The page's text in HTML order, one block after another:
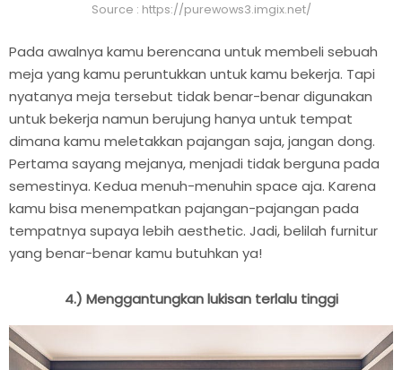
Source : https://purewows3.imgix.net/
Pada awalnya kamu berencana untuk membeli sebuah
meja yang kamu peruntukkan untuk kamu bekerja. Tapi
nyatanya meja tersebut tidak benar-benar digunakan
untuk bekerja namun berujung hanya untuk tempat
dimana kamu meletakkan pajangan saja, jangan dong.
Pertama sayang mejanya, menjadi tidak berguna pada
semestinya. Kedua menuh-menuhin space aja. Karena
kamu bisa menempatkan pajangan-pajangan pada
tempatnya supaya lebih aesthetic. Jadi, belilah furnitur
yang benar-benar kamu butuhkan ya!
4.) Menggantungkan lukisan terlalu tinggi